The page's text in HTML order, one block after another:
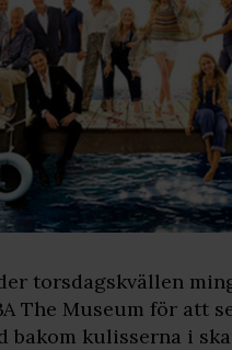
torsdagskvällen
The Museum för att
bakom kulisserna i